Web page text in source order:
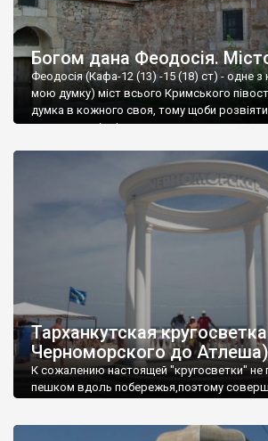
Богом дана Феодосія.
Феодосія (Кафа-12 (13) -15 (18) ст) - одне з
мою думку) міст всього Кримського
думка в кожного своя, тому щоби розвіяти
запрошую відвідати це
Тарханкутская
Черноморского до Атлеша)
К сожалению настоящей "кругосветки" не
пешком вдоль побережья,поэтому